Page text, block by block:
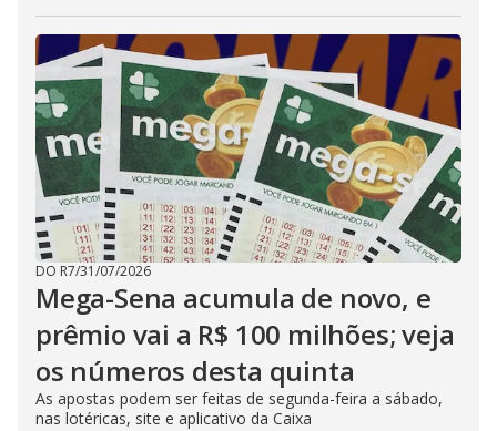
DO R7/31/07/2026
Mega-Sena acumula de novo, e
prêmio vai a R$ 100 milhões; veja
os números desta quinta
As apostas podem ser feitas de segunda-feira a sábado,
nas lotéricas, site e aplicativo da Caixa